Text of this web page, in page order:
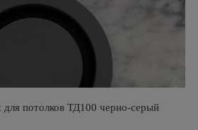
потолков ТД100 черно-серый